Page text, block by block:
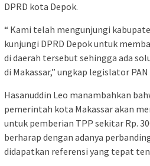
DPRD kota Depok.
“ Kami telah mengunjungi
kunjungi DPRD Depok untuk
di daerah tersebut sehingga ada
di Makassar,” ungkap legislator PAN
Hasanuddin Leo manambahkan
pemerintah kota Makassar akan
untuk pemberian TPP sekitar Rp.
berharap dengan adanya
didapatkan referensi yang tepat